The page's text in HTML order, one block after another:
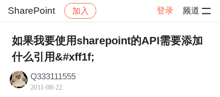
SharePoint 加入 登录 频道
社区 SharePoint 帖子详情
如果我要使用sharepoint的API需要添加
什么引用&#xff1f;
Q333111555
2011-08-22